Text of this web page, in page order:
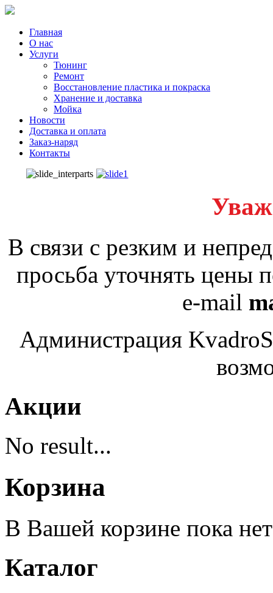
Главная
О нас
Услуги
Тюнинг
Ремонт
Восстановление пластика и покраска
Хранение и доставка
Мойка
Новости
Доставка и оплата
Заказ-наряд
Контакты
В связи с резким и
просьба уточнять цены
e-mail
Администрация
Акции
No result...
Корзина
В Вашей корзине пока
Каталог